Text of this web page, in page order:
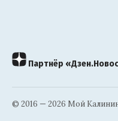
Партнёр
© 2016 — 2026 Мой